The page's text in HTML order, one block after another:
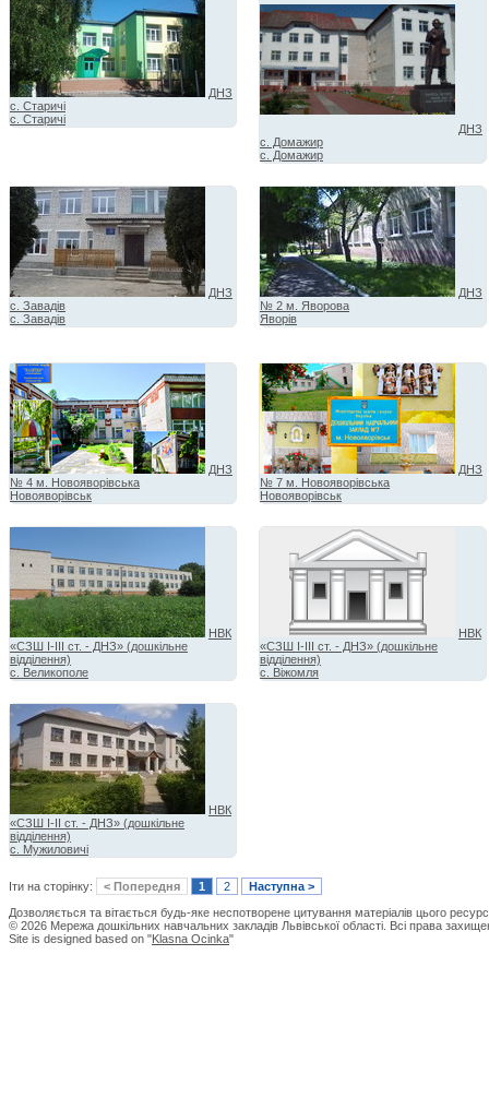
ДНЗ
с. Старичі
с. Старичі
ДНЗ
с. Домажир
с. Домажир
ДНЗ
с. Завадів
с. Завадів
ДНЗ
№ 2 м. Яворова
Яворів
ДНЗ
№ 4 м. Новояворівська
Новояворівськ
ДНЗ
№ 7 м. Новояворівська
Новояворівськ
НВК
«СЗШ І-ІІІ ст. - ДНЗ» (дошкільне
відділення)
с. Великополе
НВК
«СЗШ І-ІІІ ст. - ДНЗ» (дошкільне
відділення)
с. Віжомля
НВК
«СЗШ І-ІІ ст. - ДНЗ» (дошкільне
відділення)
с. Мужиловичі
Іти на сторінку: < Попередня 1 2 Наступна >
Дозволяється та вітається будь-яке неспотворене цитування матеріалів цього
© 2026 Мережа дошкільних навчальних закладів Львівської області. Всі права
Site is designed based on "Klasna Ocinka"